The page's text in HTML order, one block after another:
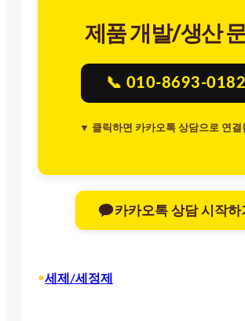
제품 개발/생산
📞 010-8693-0182
▼ 클릭하면 카카오톡 상담으로 연결
카카오톡 상담 시작하
•세제/세정제